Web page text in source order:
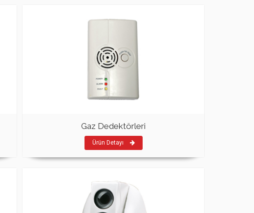
Gaz Dedektörleri
Ürün Detayı